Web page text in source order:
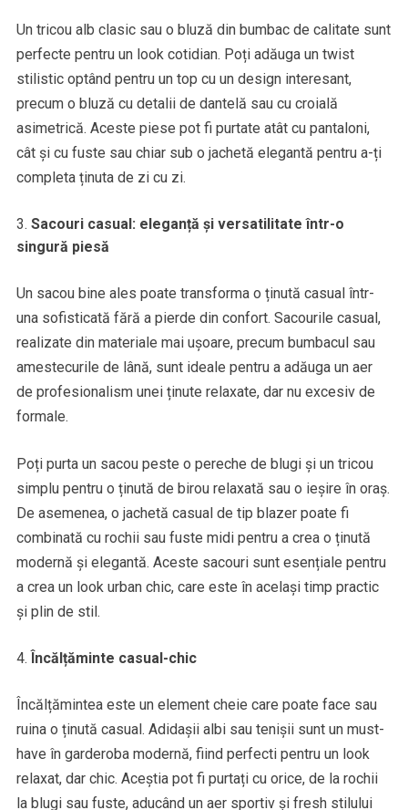
Un tricou alb clasic sau o bluză din bumbac de calitate sunt
perfecte pentru un look cotidian. Poți adăuga un twist
stilistic optând pentru un top cu un design interesant,
precum o bluză cu detalii de dantelă sau cu croială
asimetrică. Aceste piese pot fi purtate atât cu pantaloni,
cât și cu fuste sau chiar sub o jachetă elegantă pentru a-ți
completa ținuta de zi cu zi.
Sacouri casual: eleganță și versatilitate într-o
singură piesă
Un sacou bine ales poate transforma o ținută casual într-
una sofisticată fără a pierde din confort. Sacourile casual,
realizate din materiale mai ușoare, precum bumbacul sau
amestecurile de lână, sunt ideale pentru a adăuga un aer
de profesionalism unei ținute relaxate, dar nu excesiv de
formale.
Poți purta un sacou peste o pereche de blugi și un tricou
simplu pentru o ținută de birou relaxată sau o ieșire în oraș.
De asemenea, o jachetă casual de tip blazer poate fi
combinată cu rochii sau fuste midi pentru a crea o ținută
modernă și elegantă. Aceste sacouri sunt esențiale pentru
a crea un look urban chic, care este în același timp practic
și plin de stil.
Încălțăminte casual-chic
Încălțămintea este un element cheie care poate face sau
ruina o ținută casual. Adidașii albi sau tenișii sunt un must-
have în garderoba modernă, fiind perfecti pentru un look
relaxat, dar chic. Aceștia pot fi purtați cu orice, de la rochii
la blugi sau fuste, aducând un aer sportiv și fresh stilului